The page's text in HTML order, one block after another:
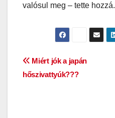
valósul meg – tette hozzá.
Bejegyzés
navigáció
Miért jók a japán
hőszivattyúk???